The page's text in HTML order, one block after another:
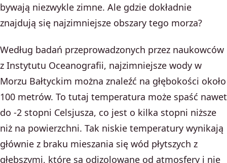
bywają niezwykle zimne. Ale gdzie dokładnie
znajdują się najzimniejsze obszary tego morza?
Według badań przeprowadzonych przez naukowców
z Instytutu Oceanografii, najzimniejsze wody w
Morzu Bałtyckim można znaleźć na głębokości około
100 metrów. To tutaj temperatura może spaść nawet
do -2 stopni Celsjusza, co jest o kilka stopni niższe
niż na powierzchni. Tak niskie temperatury wynikają
głównie z braku mieszania się wód płytszych z
głębszymi, które są odizolowane od atmosfery i nie